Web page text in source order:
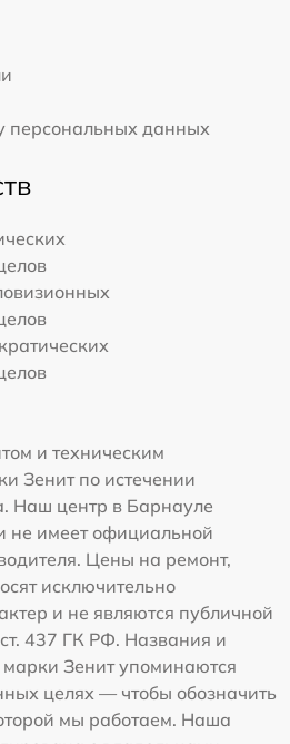
персональных данных
и техническим
Зенит по истечении
Наш центр в Барнауле
не имеет официальной
Цены на ремонт,
исключительно
и не являются публичной
437 ГК РФ. Названия и
марки Зенит упоминаются
целях — чтобы обозначить
мы работаем. Наша